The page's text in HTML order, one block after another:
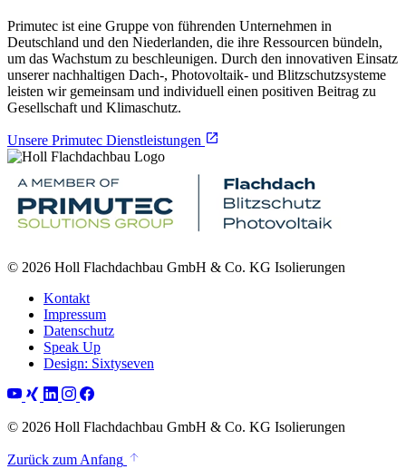
Primutec ist eine Gruppe von führenden Unternehmen in
Deutschland und den Niederlanden, die ihre Ressourcen bündeln,
um das Wachstum zu beschleunigen. Durch den innovativen Einsatz
unserer nachhaltigen Dach-, Photovoltaik- und Blitzschutzsysteme
leisten wir gemeinsam und individuell einen positiven Beitrag zu
Gesellschaft und Klimaschutz.
Unsere Primutec Dienstleistungen
© 2026 Holl Flachdachbau GmbH & Co. KG Isolierungen
Kontakt
Impressum
Datenschutz
Speak Up
Design: Sixtyseven
© 2026 Holl Flachdachbau GmbH & Co. KG Isolierungen
Zurück zum Anfang